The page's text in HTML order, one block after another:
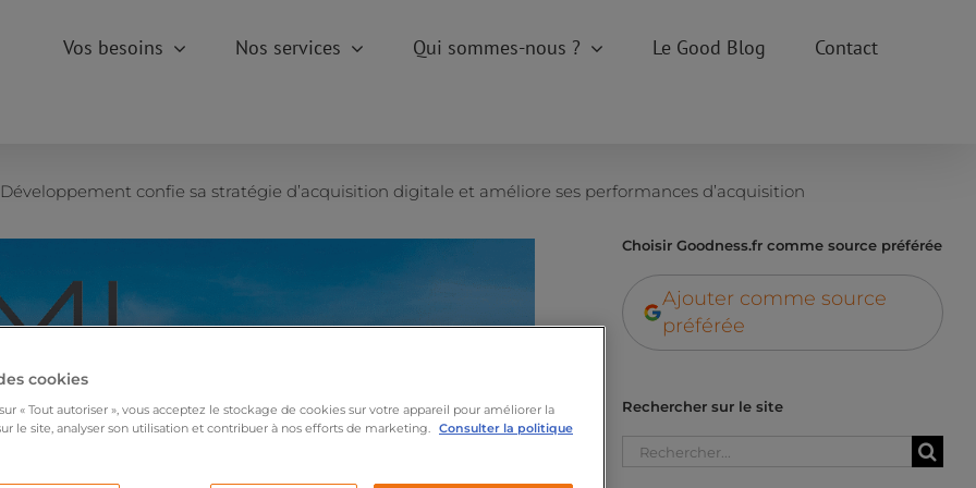
Vos besoins Nos services Qui sommes-nous ? Le Good Blog Contact
Développement confie sa stratégie d’acquisition digitale et améliore ses performances d’acquisition
Choisir Goodness.fr comme source préférée
Ajouter comme source
préférée
Rechercher sur le site
Rechercher:
cookies
« Tout autoriser », vous acceptez le stockage de cookies sur votre appareil pour améliorer la
le site, analyser son utilisation et contribuer à nos efforts de marketing.
Consulter la politique